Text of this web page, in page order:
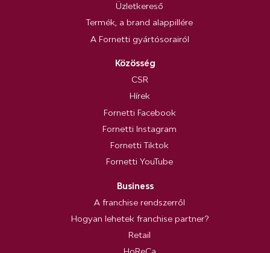
Üzletkereső
Termék, a brand alappillére
A Fornetti gyártósorairól
Közösség
CSR
Hírek
Fornetti Facebook
Fornetti Instagram
Fornetti Tiktok
Fornetti YouTube
Business
A franchise rendszerről
Hogyan lehetek franchise partner?
Retail